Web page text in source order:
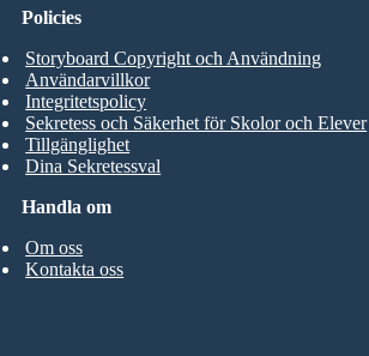
Handla om
Om oss
Kontakta oss
Policies
Storyboard Copyright och Användning
Användarvillkor
Integritetspolicy
Sekretess och Säkerhet för Skolor och Elever
Tillgänglighet
Dina Sekretessval